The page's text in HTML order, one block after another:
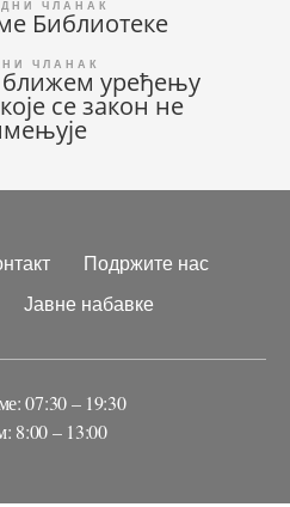
Библиотеке
уређењу
се закон не
Подржите нас
Јавне набавке
07:30 – 19:30
8:00 – 13:00